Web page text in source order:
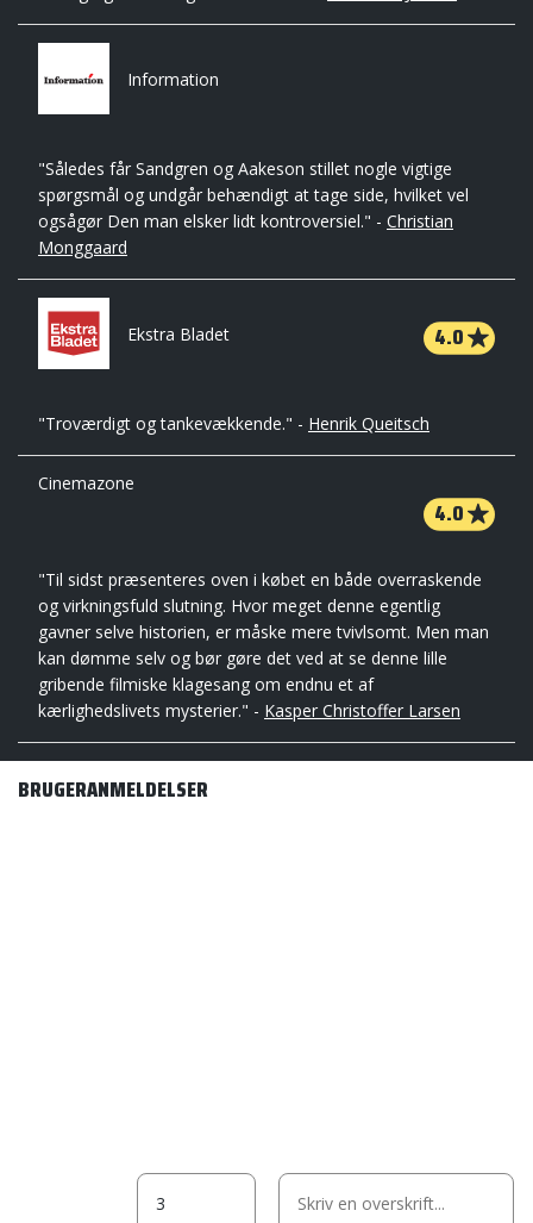
Information
"Således får Sandgren og Aakeson stillet nogle vigtige
spørgsmål og undgår behændigt at tage side, hvilket vel
ogsågør Den man elsker lidt kontroversiel." - Christian
Monggaard
Ekstra Bladet 4.0
"Troværdigt og tankevækkende." - Henrik Queitsch
Cinemazone
4.0
"Til sidst præsenteres oven i købet en både overraskende
og virkningsfuld slutning. Hvor meget denne egentlig
gavner selve historien, er måske mere tvivlsomt. Men man
kan dømme selv og bør gøre det ved at se denne lille
gribende filmiske klagesang om endnu et af
kærlighedslivets mysterier." - Kasper Christoffer Larsen
BRUGERANMELDELSER